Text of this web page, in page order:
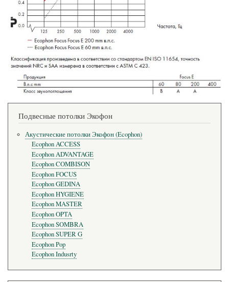
Подвесные потолки Экофон
Акустические потолки Экофон (Ecophon)
Ecophon ACCESS
Ecophon ADVANTAGE
Ecophon COMBISON
Ecophon FOCUS
Ecophon GEDINA
Ecophon HYGIENE
Ecophon MASTER
Ecophon OPTA
Ecophon SOMBRA
Ecophon SUPER G
Ecophon Pop
Ecophon Indusrty